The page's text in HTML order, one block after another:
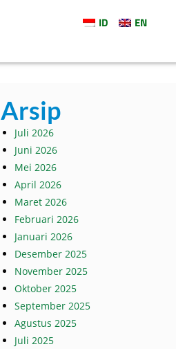
ID EN
Arsip
Juli 2026
Juni 2026
Mei 2026
April 2026
Maret 2026
Februari 2026
Januari 2026
Desember 2025
November 2025
Oktober 2025
September 2025
Agustus 2025
Juli 2025